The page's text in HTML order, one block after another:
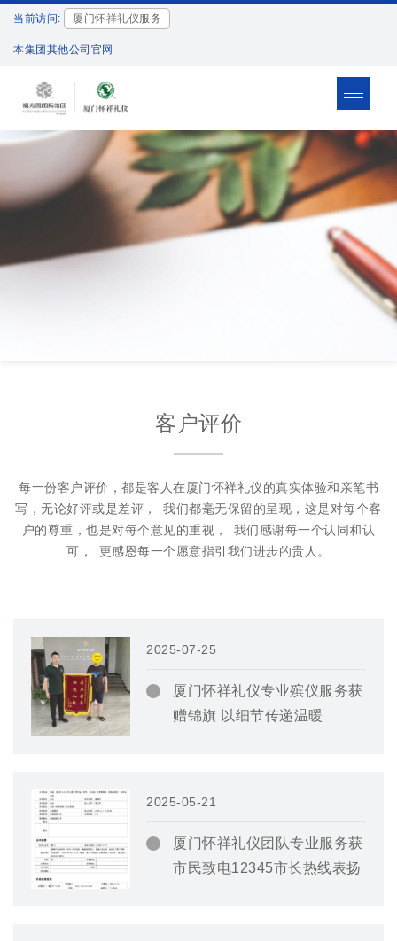
当前访问: 厦门怀祥礼仪服务
本集团其他公司官网
Toggle
客户评价
每一份客户评价，都是客人在厦门怀祥礼仪的真实体验和亲笔书
写，无论好评或是差评，
我们都毫无保留的呈现，这是对每个客
户的尊重，也是对每个意见的重视，
我们感谢每一个认同和认
可，
更感恩每一个愿意指引我们进步的贵人。
2025-07-25
厦门怀祥礼仪专业殡仪服务获
赠锦旗 以细节传递温暖
2025-05-21
厦门怀祥礼仪团队专业服务获
市民致电12345市长热线表扬